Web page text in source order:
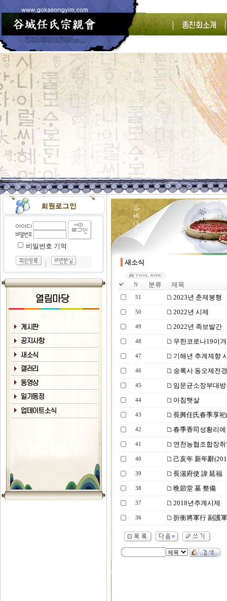
비밀번호 기억
새소식
N 분류 제목
51 2023년 춘제봉행
50 2022년 시제
49 2022년 족보발간
48 우한코로나19이
47 기해년 추계제향
46 숭록사 동오제전
45 임문균소장부대
44 아침햇살
43 長興任氏春季享
42 春季香司성황리
41 연천농협조합장
40 己亥年 新年辭
39 長湍府使 諱 延福
38 晩節堂 墓 整備
37 2018년추계시제
36 折衝將軍行 副護